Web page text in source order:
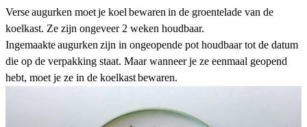
Verse augurken moet je koel bewaren in de groentelade van de
koelkast. Ze zijn ongeveer 2 weken houdbaar.
Ingemaakte augurken zijn in ongeopende pot houdbaar tot de datum
die op de verpakking staat. Maar wanneer je ze eenmaal geopend
hebt, moet je ze in de koelkast bewaren.